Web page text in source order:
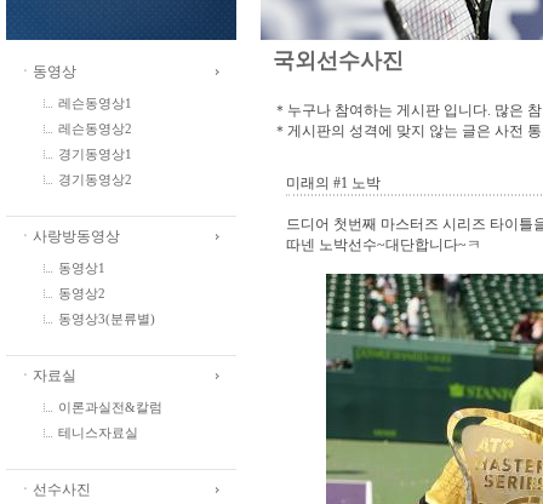
ㆍ동영상
레슨동영상1
레슨동영상2
경기동영상1
경기동영상2
ㆍ사랑방동영상
동영상1
동영상2
동영상3(분류별)
ㆍ자료실
이론과실전&칼럼
테니스자료실
ㆍ선수사진
국외선수사진
＊누구나 참여하는 게시판 입니다. 많은
＊게시판의 성격에 맞지 않는 글은 사전
미래의 #1 노박
드디어 첫번째 마스터즈 시리즈 타이틀
따넨 노박선수~대단합니다~ㅋ